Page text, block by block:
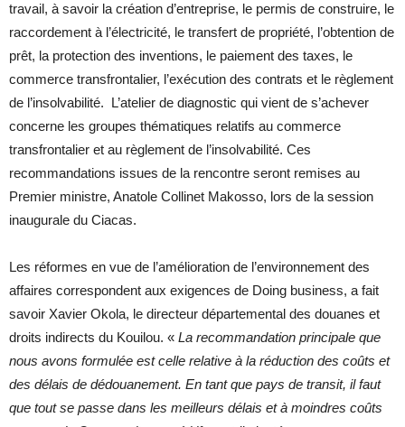
travail, à savoir la création d’entreprise, le permis de construire, le
raccordement à l’électricité, le transfert de propriété, l’obtention de
prêt, la protection des inventions, le paiement des taxes, le
commerce transfrontalier, l’exécution des contrats et le règlement
de l’insolvabilité. L’atelier de diagnostic qui vient de s’achever
concerne les groupes thématiques relatifs au commerce
transfrontalier et au règlement de l’insolvabilité. Ces
recommandations issues de la rencontre seront remises au
Premier ministre, Anatole Collinet Makosso, lors de la session
inaugurale du Ciacas.
Les réformes en vue de l’amélioration de l’environnement des
affaires correspondent aux exigences de Doing business, a fait
savoir Xavier Okola, le directeur départemental des douanes et
droits indirects du Kouilou. « La recommandation principale que
nous avons formulée est celle relative à la réduction des coûts et
des délais de dédouanement. En tant que pays de transit, il faut
que tout se passe dans les meilleurs délais et à moindres coûts